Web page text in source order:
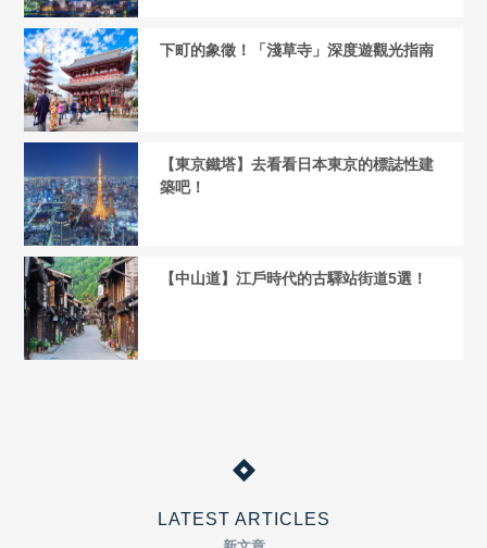
下町的象徵！「淺草寺」深度遊觀光指南
【東京鐵塔】去看看日本東京的標誌性建
築吧！
【中山道】江戶時代的古驛站街道5選！
LATEST ARTICLES